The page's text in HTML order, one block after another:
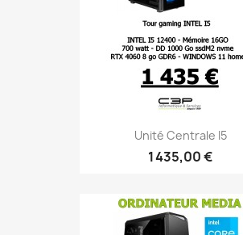
Unité Centrale I5
1 435,00 €